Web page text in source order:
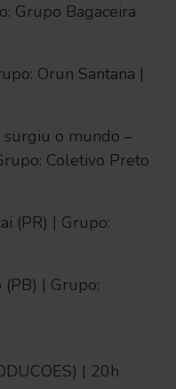
Grupo Bagaceira
Orun Santana |
surgiu o mundo –
Coletivo Preto
(PR) | Grupo:
| Grupo:
| 20h